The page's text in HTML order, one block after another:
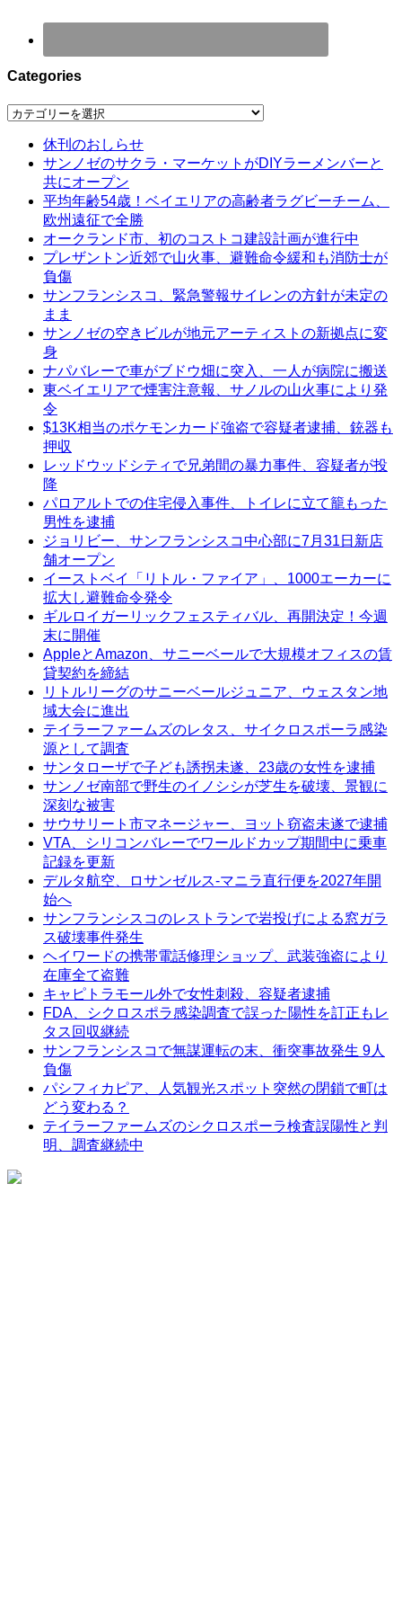
Categories
Categories
休刊のおしらせ
サンノゼのサクラ・マーケットがDIYラーメンバーと
共にオープン
平均年齢54歳！ベイエリアの高齢者ラグビーチーム、
欧州遠征で全勝
オークランド市、初のコストコ建設計画が進行中
プレザントン近郊で山火事、避難命令緩和も消防士が
負傷
サンフランシスコ、緊急警報サイレンの方針が未定の
まま
サンノゼの空きビルが地元アーティストの新拠点に変
身
ナパバレーで車がブドウ畑に突入、一人が病院に搬送
東ベイエリアで煙害注意報、サノルの山火事により発
令
$13K相当のポケモンカード強盗で容疑者逮捕、銃器も
押収
レッドウッドシティで兄弟間の暴力事件、容疑者が投
降
パロアルトでの住宅侵入事件、トイレに立て籠もった
男性を逮捕
ジョリビー、サンフランシスコ中心部に7月31日新店
舗オープン
イーストベイ「リトル・ファイア」、1000エーカーに
拡大し避難命令発令
ギルロイガーリックフェスティバル、再開決定！今週
末に開催
AppleとAmazon、サニーベールで大規模オフィスの賃
貸契約を締結
リトルリーグのサニーベールジュニア、ウェスタン地
域大会に進出
テイラーファームズのレタス、サイクロスポーラ感染
源として調査
サンタローザで子ども誘拐未遂、23歳の女性を逮捕
サンノゼ南部で野生のイノシシが芝生を破壊、景観に
深刻な被害
サウサリート市マネージャー、ヨット窃盗未遂で逮捕
VTA、シリコンバレーでワールドカップ期間中に乗車
記録を更新
デルタ航空、ロサンゼルス-マニラ直行便を2027年開
始へ
サンフランシスコのレストランで岩投げによる窓ガラ
ス破壊事件発生
ヘイワードの携帯電話修理ショップ、武装強盗により
在庫全て盗難
キャピトラモール外で女性刺殺、容疑者逮捕
FDA、シクロスポラ感染調査で誤った陽性を訂正もレ
タス回収継続
サンフランシスコで無謀運転の末、衝突事故発生 9人
負傷
パシフィカピア、人気観光スポット突然の閉鎖で町は
どう変わる？
テイラーファームズのシクロスポーラ検査誤陽性と判
明、調査継続中